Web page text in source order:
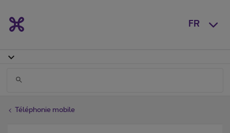
FR
Téléphonie mobile